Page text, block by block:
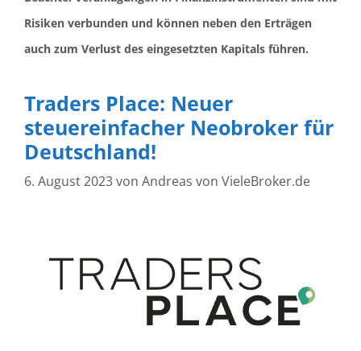
Risiken verbunden und können neben den Erträgen
auch zum Verlust des eingesetzten Kapitals führen.
Traders Place: Neuer
steuereinfacher Neobroker für
Deutschland!
6. August 2023von Andreas von VieleBroker.de